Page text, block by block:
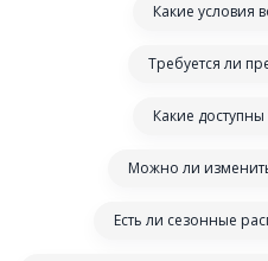
Какие условия
Требуется ли
Какие
Можно ли
Есть ли сезонные